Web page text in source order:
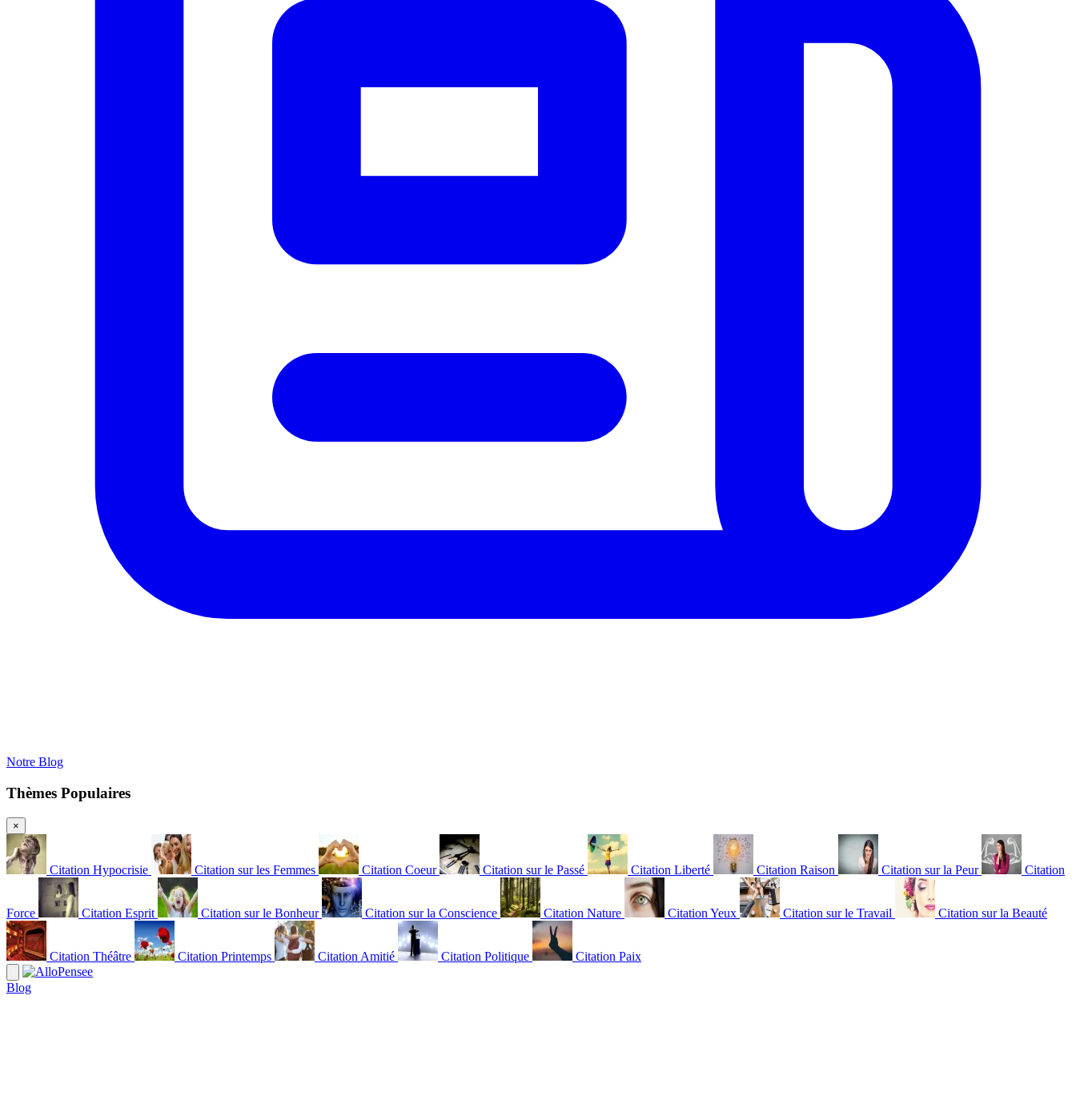
Notre Blog
Thèmes Populaires
×
Citation Hypocrisie Citation sur les Femmes Citation Coeur Citation sur le Passé Citation Liberté Citation Raison Citation sur la Peur Citation
Force Citation Esprit Citation sur le Bonheur Citation sur la Conscience Citation Nature Citation Yeux Citation sur le Travail Citation sur la Beauté
Citation Théâtre Citation Printemps Citation Amitié Citation Politique Citation Paix
Blog